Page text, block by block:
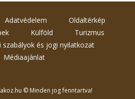
Adatvédelem
Oldaltérkép
Külföld
Turizmus
szabályok és jogi nyilatkozat
Médiaajánlat
© Minden jog fenntartva!